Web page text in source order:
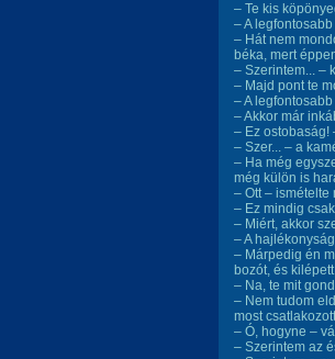
– Te kis
– A
– Hát nem
béka, mert
– Szerintem... –
– Majd pont te
– A
– Akkor már
– Ez ostobaság!
– Szer... – a
– Ha még
még külön is
– Ott –
– Ez mindig
– Miért, akkor
– A
– Márpedig én
bozót, és
– Na, te mit
– Nem tudom
most
– Ó, hogyne –
– Szerintem az